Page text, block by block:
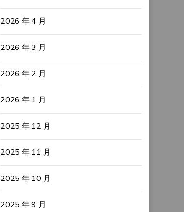
2026 年 4 月
2026 年 3 月
2026 年 2 月
2026 年 1 月
2025 年 12 月
2025 年 11 月
2025 年 10 月
2025 年 9 月